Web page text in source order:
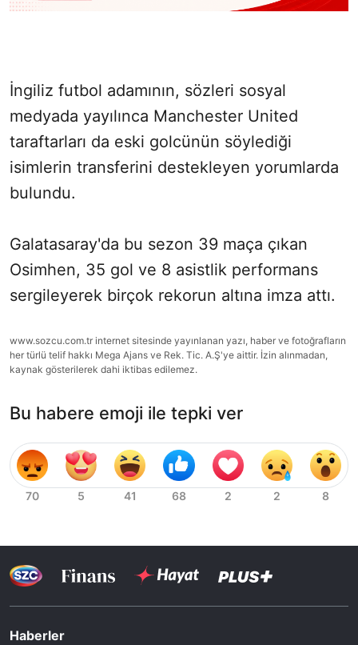
İngiliz futbol adamının, sözleri sosyal
medyada yayılınca Manchester United
taraftarları da eski golcünün söylediği
isimlerin transferini destekleyen yorumlarda
bulundu.
Galatasaray'da bu sezon 39 maça çıkan
Osimhen, 35 gol ve 8 asistlik performans
sergileyerek birçok rekorun altına imza attı.
www.sozcu.com.tr internet sitesinde yayınlanan yazı, haber ve fotoğrafların
her türlü telif hakkı Mega Ajans ve Rek. Tic. A.Ş'ye aittir. İzin alınmadan,
kaynak gösterilerek dahi iktibas edilemez.
Bu habere emoji ile tepki ver
Haberler